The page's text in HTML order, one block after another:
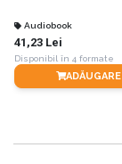
Audiobook
41,23 Lei
Disponibil în 4 formate
ADĂUGARE